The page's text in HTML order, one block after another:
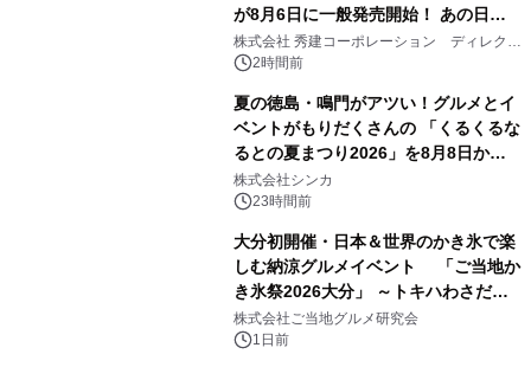
が8月6日に一般発売開始！ あの日の
大興奮が今甦る
株式会社 秀建コーポレーション ディレクト
アートギャラリー
2時間前
夏の徳島・鳴門がアツい！グルメとイ
ベントがもりだくさんの 「くるくるな
るとの夏まつり2026」を8月8日から9
日間開催 ～夏限定メニューや大抽選
会、大学芋スティックの振る舞いも～
株式会社シンカ
23時間前
大分初開催・日本＆世界のかき氷で楽
しむ納涼グルメイベント 「ご当地か
き氷祭2026大分」 ～トキハわさだタ
ウンで8月21日～31日まで11日間限定
開催～
株式会社ご当地グルメ研究会
1日前